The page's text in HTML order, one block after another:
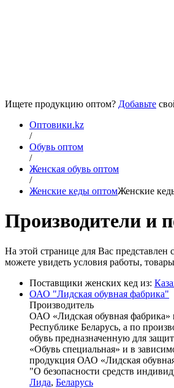
Ищете продукцию оптом? Добавьте
Оптовики.kz
/
Обувь оптом
/
Женская обувь оптом
/
Женские кеды оптомЖенские
Производители и
На этой странице для Вас
можете увидеть условия работы,
Поставщики женских кед из:
ОАО "Лидская обувная фабрика"
Производитель
ОАО «Лидская обувная фабрика»
Республике Беларусь, а по
обувь предназначенную для
«Обувь специальная» и в
продукция ОАО «Лидская
"О безопасности средств
Лида, Беларусь